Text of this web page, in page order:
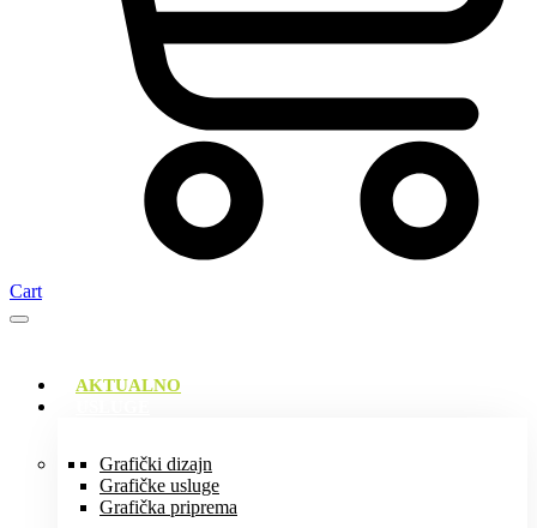
Cart
AKTUALNO
Grafički dizajn
Grafičke usluge
Grafička priprema